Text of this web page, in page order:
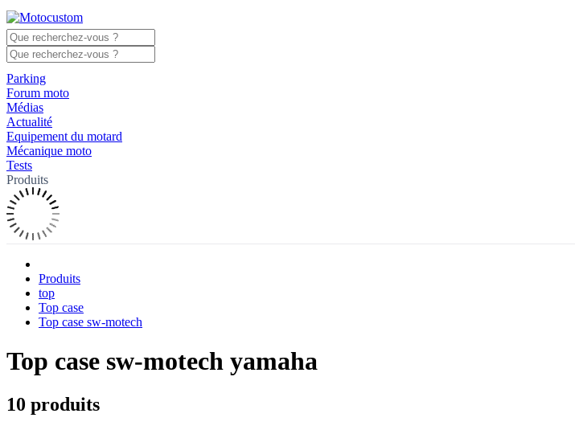
Parking
Forum moto
Médias
Actualité
Equipement du motard
Mécanique moto
Tests
Produits
Produits
top
Top case
Top case sw-motech
Top case sw-motech yamaha
10 produits